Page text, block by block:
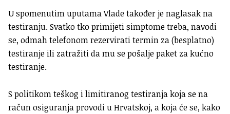
U spomenutim uputama Vlade također je naglasak na
testiranju. Svatko tko primijeti simptome treba, navodi
se, odmah telefonom rezervirati termin za (besplatno)
testiranje ili zatražiti da mu se pošalje paket za kućno
testiranje.
S politikom teškog i limitiranog testiranja koja se na
račun osiguranja provodi u Hrvatskoj, a koja će se, kako